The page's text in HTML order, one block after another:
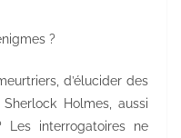
?
d’élucider des
Holmes, aussi
Les interrogatoires ne